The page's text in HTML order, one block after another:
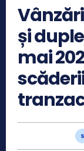
și
mai